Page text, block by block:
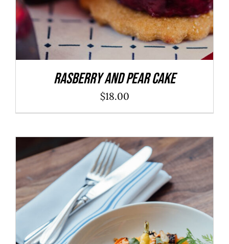
Rasberry And Pear Cake
$18.00